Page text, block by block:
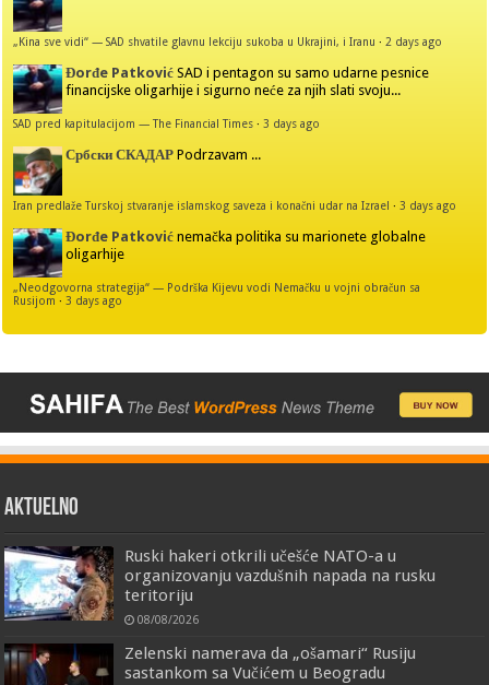
„Kina sve vidi“ — SAD shvatile glavnu lekciju sukoba u Ukrajini, i Iranu · 2 days ago
Đorđe Patković SAD i pentagon su samo udarne pesnice
financijske oligarhije i sigurno neće za njih slati svoju...
SAD pred kapitulacijom — The Financial Times ·3 days ago
Србски СКАДАР Podrzavam ...
Iran predlaže Turskoj stvaranje islamskog saveza i konačni udar na Izrael ·3 days ago
Đorđe Patković nemačka politika su marionete globalne
oligarhije
„Neodgovorna strategija“ — Podrška Kijevu vodi Nemačku u vojni obračun sa
Rusijom ·3 days ago
AKTUELNO
Ruski hakeri otkrili učešće NATO-a u
organizovanju vazdušnih napada na rusku
teritoriju
08/08/2026
Zelenski namerava da „ošamari“ Rusiju
sastankom sa Vučićem u Beogradu